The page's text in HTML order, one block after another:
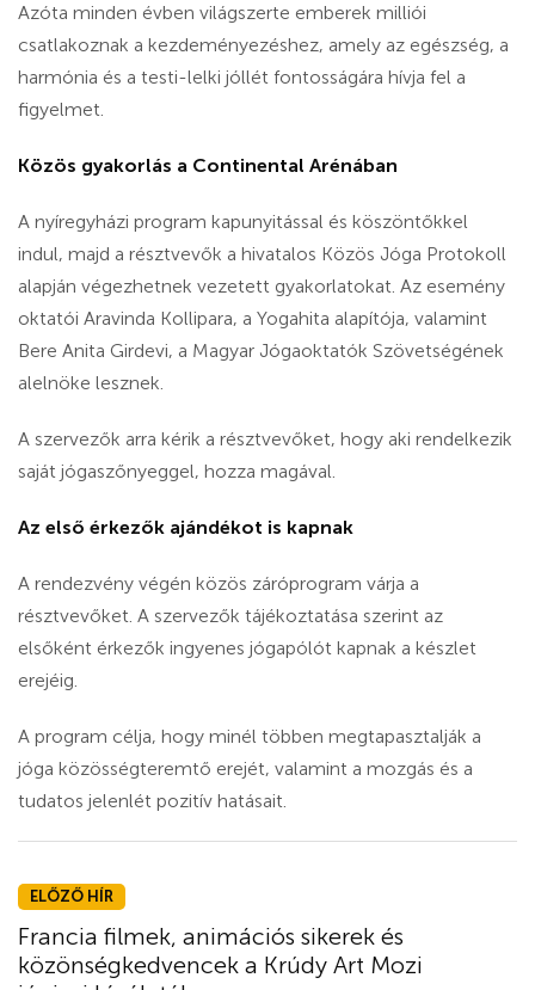
Azóta minden évben világszerte emberek milliói
csatlakoznak a kezdeményezéshez, amely az egészség, a
harmónia és a testi-lelki jóllét fontosságára hívja fel a
figyelmet.
Közös gyakorlás a Continental Arénában
A nyíregyházi program kapunyitással és köszöntőkkel
indul, majd a résztvevők a hivatalos Közös Jóga Protokoll
alapján végezhetnek vezetett gyakorlatokat. Az esemény
oktatói Aravinda Kollipara, a Yogahita alapítója, valamint
Bere Anita Girdevi, a Magyar Jógaoktatók Szövetségének
alelnöke lesznek.
A szervezők arra kérik a résztvevőket, hogy aki rendelkezik
saját jógaszőnyeggel, hozza magával.
Az első érkezők ajándékot is kapnak
A rendezvény végén közös záróprogram várja a
résztvevőket. A szervezők tájékoztatása szerint az
elsőként érkezők ingyenes jógapólót kapnak a készlet
erejéig.
A program célja, hogy minél többen megtapasztalják a
jóga közösségteremtő erejét, valamint a mozgás és a
tudatos jelenlét pozitív hatásait.
ELŐZŐ HÍR
Francia filmek, animációs sikerek és
közönségkedvencek a Krúdy Art Mozi